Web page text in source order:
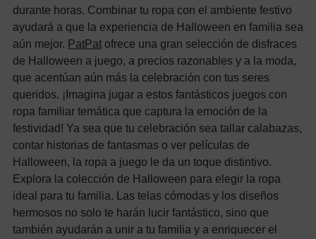
durante horas. Combinar tu ropa con el ambiente festivo
ayudará a que la experiencia de Halloween en familia sea
aún mejor. PatPat ofrece una gran selección de disfraces
de Halloween a juego, a precios razonables y a la moda,
que acentúan aún más la celebración con tus seres
queridos. ¡Imagina jugar a estos fantásticos juegos con
ropa familiar temática que captura la emoción de la
festividad! Ya sea que tu celebración sea tallar calabazas,
contar historias de fantasmas o ver películas de
Halloween, la ropa a juego le da un toque distintivo.
Explora la colección de Halloween para elegir la ropa
ideal para tu familia. Las telas cómodas y los diseños
hermosos no solo te harán lucir fantástico, sino que
también ayudarán a unir a tu familia y a enriquecer el